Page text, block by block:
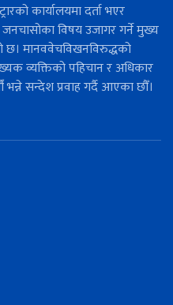
कार्यालयमा दर्ता भएर
विषय उजागर गर्ने मुख्य
छ। मानववेचविखनविरुद्धको
व्यक्तिको पहिचान र अधिकार
भन्ने सन्देश प्रवाह गर्दै आएका छौँ।